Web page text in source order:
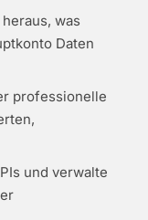
was
Daten
professionelle
und verwalte